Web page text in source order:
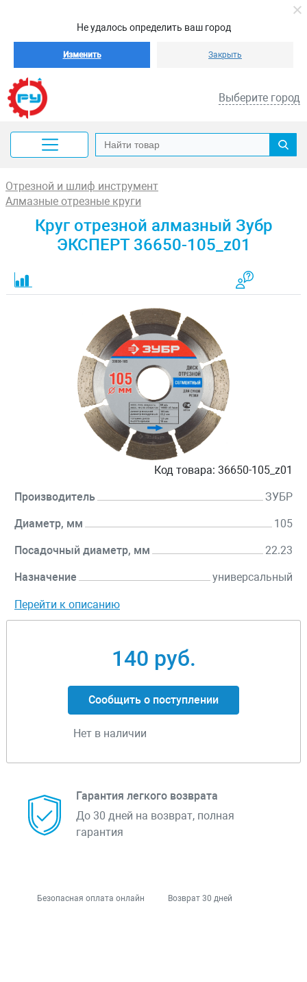
Не удалось определить ваш город
Изменить Закрыть
Выберите город
Отрезной и шлиф инструмент
Алмазные отрезные круги
Круг отрезной алмазный Зубр
ЭКСПЕРТ 36650-105_z01
Код товара: 36650-105_z01
Производитель ЗУБР
Диаметр, мм 105
Посадочный диаметр, мм 22.23
Назначение универсальный
Перейти к описанию
140 руб.
Сообщить о поступлении
Нет в наличии
Гарантия легкого возврата
До 30 дней на возврат, полная
гарантия
Безопасная оплата онлайн Возврат 30 дней